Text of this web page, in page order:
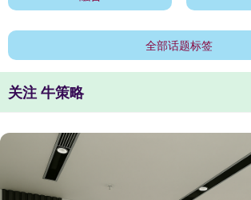
全部话题标签
关注 牛策略